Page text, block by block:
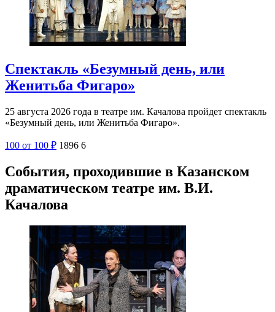
Спектакль «Безумный день, или
Женитьба Фигаро»
25 августа 2026 года в театре им. Качалова пройдет спектакль
«Безумный день, или Женитьба Фигаро».
100 от 100 ₽ 1896 6
События, проходившие в Казанском
драматическом театре им. В.И.
Качалова